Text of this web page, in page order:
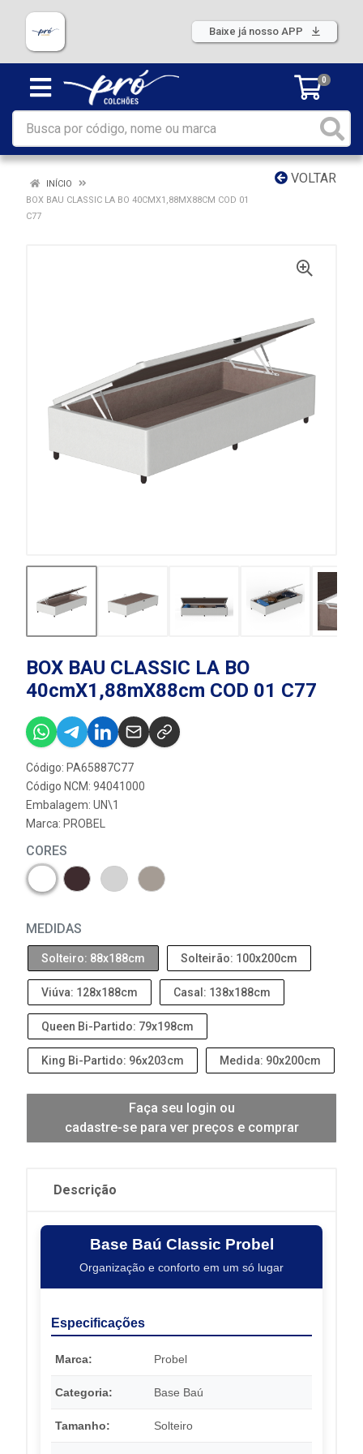
Baixe já nosso APP
0
VOLTAR
INÍCIO
BOX BAU CLASSIC LA BO 40CMX1,88MX88CM COD 01
C77
BOX BAU CLASSIC LA BO
40cmX1,88mX88cm COD 01 C77
Código: PA65887C77
Código NCM: 94041000
Embalagem: UN\1
Marca: PROBEL
CORES
MEDIDAS
Solteiro: 88x188cm Solteirão: 100x200cm
Viúva: 128x188cm Casal: 138x188cm
Queen Bi-Partido: 79x198cm
King Bi-Partido: 96x203cm Medida: 90x200cm
Faça seu login ou
cadastre-se para ver preços e comprar
Descrição
Base Baú Classic Probel
Organização e conforto em um só lugar
Especificações
Marca: Probel
Categoria: Base Baú
Tamanho: Solteiro